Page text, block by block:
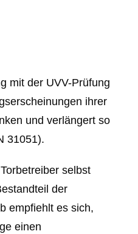
mit der UVV-Prüfung
ihrer
und verlängert so
31051).
selbst
der
empfiehlt es sich,
einen